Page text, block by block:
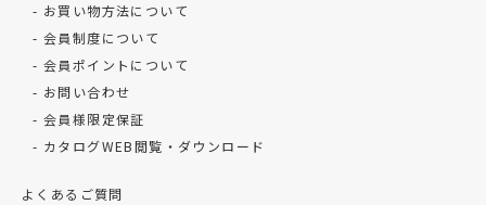
お買い物方法について
会員制度について
会員ポイントについて
お問い合わせ
会員様限定保証
カタログWEB閲覧・ダウンロード
よくあるご質問